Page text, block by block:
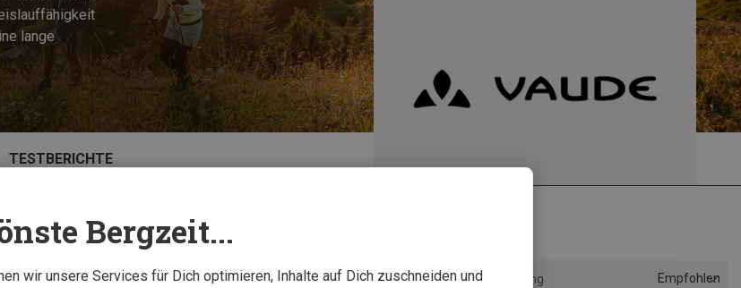
lange
TESTBERICHTE
Sortierung Empfohlen
Bergzeit...
wir unsere Services für Dich optimieren, Inhalte auf Dich zuschneiden und